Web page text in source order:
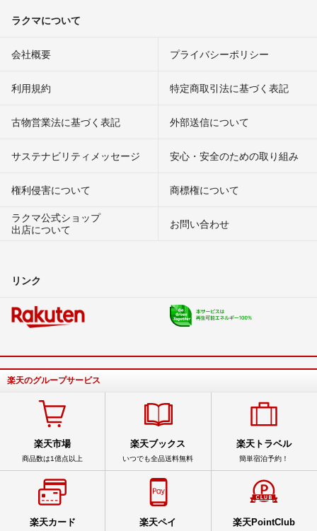
ラクマについて
会社概要 プライバシーポリシー
利用規約 特定商取引法に基づく表記
古物営業法に基づく表記 外部送信について
サステナビリティメッセージ 安心・安全のための取り組み
権利侵害について
商標権について
ラクマ公式ショップ
出店について
お問い合わせ
リンク
楽天のグループサービス
楽天市場
商品数は1億点以上
楽天ブックス
いつでも全品送料無料
楽天トラベル
簡単宿泊予約！
楽天カード 楽天ペイ 楽天PointClub